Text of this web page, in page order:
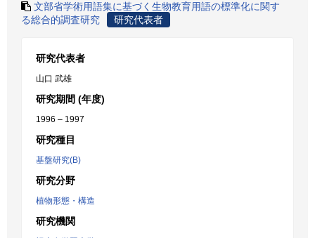
文部省学術用語集に基づく生物教育用語の標準化に関す
る総合的調査研究
研究代表者
研究代表者
山口 武雄
研究期間 (年度)
1996 – 1997
研究種目
基盤研究(B)
研究分野
植物形態・構造
研究機関